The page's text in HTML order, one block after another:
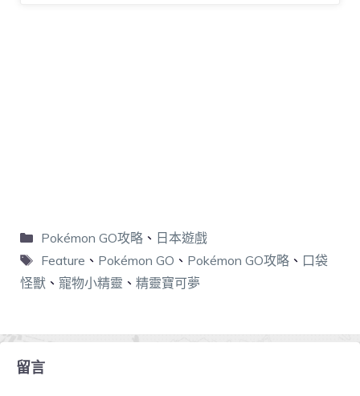
Pokémon GO攻略、 日本遊戲
Feature 、 Pokémon GO 、 Pokémon GO攻略、 口袋
怪獸 、 寵物小精靈 、 精靈寶可夢
留言